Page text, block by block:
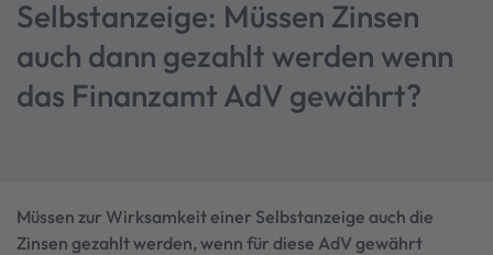
Selbstanzeige: Müssen Zinsen
auch dann gezahlt werden wenn
das Finanzamt AdV gewährt?
Müssen zur Wirksamkeit einer Selbstanzeige auch die
Zinsen gezahlt werden, wenn für diese AdV gewährt